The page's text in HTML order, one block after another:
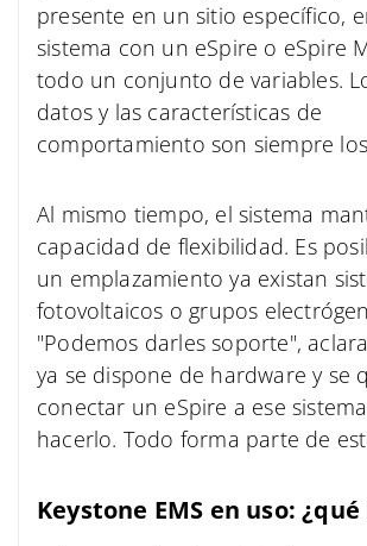
presente en un sitio específico,
sistema con un eSpire o eSpire
todo un conjunto de variables.
datos y las características de
comportamiento son siempre
Al mismo tiempo, el sistema
capacidad de flexibilidad. Es
un emplazamiento ya existan
fotovoltaicos o grupos
"Podemos darles soporte",
ya se dispone de hardware y se
conectar un eSpire a ese
hacerlo. Todo forma parte de
Keystone EMS en uso: ¿qué